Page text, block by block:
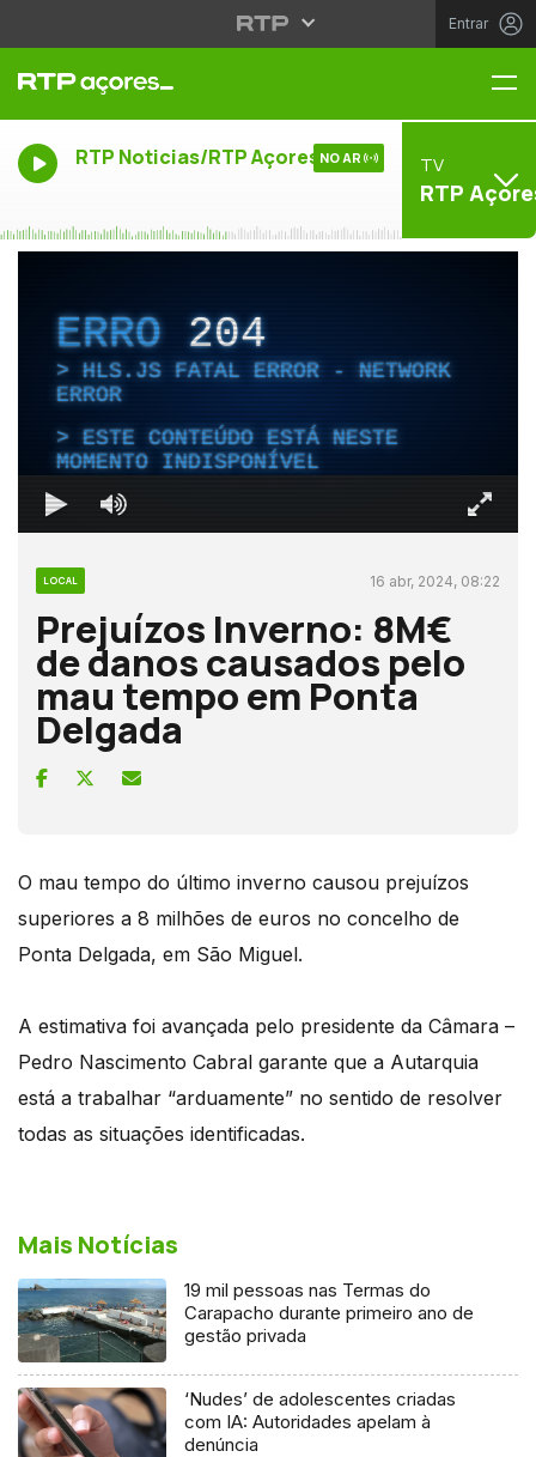
Entrar
RTP Noticias/RTP Açores NO AR TV
RTP
ERRO204
HLS.JS FATAL ERROR - NETWORK
ERROR
ESTE CONTEÚDO ESTÁ NESTE
MOMENTO INDISPONÍVEL
LOCAL 16 abr, 2024, 08:22
Prejuízos Inverno: 8M€
de danos causados pelo
mau tempo em Ponta
Delgada
O mau tempo do último inverno causou prejuízos
superiores a 8 milhões de euros no concelho de
Ponta Delgada, em São Miguel.
A estimativa foi avançada pelo presidente da Câmara –
Pedro Nascimento Cabral garante que a Autarquia
está a trabalhar “arduamente” no sentido de resolver
todas as situações identificadas.
Mais Notícias
19 mil pessoas nas Termas do
Carapacho durante primeiro ano de
gestão privada
‘Nudes’ de adolescentes criadas
com IA: Autoridades apelam à
denúncia